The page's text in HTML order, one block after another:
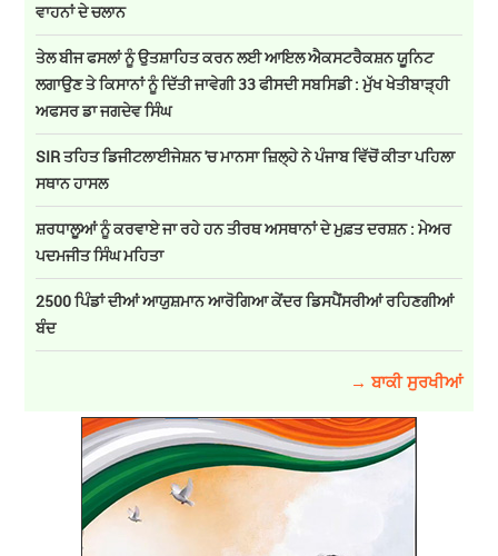
ਵਾਹਨਾਂ ਦੇ ਚਲਾਨ
ਤੇਲ ਬੀਜ ਫਸਲਾਂ ਨੂੰ ਉਤਸ਼ਾਹਿਤ ਕਰਨ ਲਈ ਆਇਲ ਐਕਸਟਰੈਕਸ਼ਨ ਯੂਨਿਟ
ਲਗਾਉਣ ਤੇ ਕਿਸਾਨਾਂ ਨੂੰ ਦਿੱਤੀ ਜਾਵੇਗੀ 33 ਫੀਸਦੀ ਸਬਸਿਡੀ : ਮੁੱਖ ਖੇਤੀਬਾੜ੍ਹੀ
ਅਫਸਰ ਡਾ ਜਗਦੇਵ ਸਿੰਘ
SIR ਤਹਿਤ ਡਿਜੀਟਲਾਈਜੇਸ਼ਨ 'ਚ ਮਾਨਸਾ ਜ਼ਿਲ੍ਹੇ ਨੇ ਪੰਜਾਬ ਵਿੱਚੋਂ ਕੀਤਾ ਪਹਿਲਾ
ਸਥਾਨ ਹਾਸਲ
ਸ਼ਰਧਾਲੂਆਂ ਨੂੰ ਕਰਵਾਏ ਜਾ ਰਹੇ ਹਨ ਤੀਰਥ ਅਸਥਾਨਾਂ ਦੇ ਮੁਫ਼ਤ ਦਰਸ਼ਨ : ਮੇਅਰ
ਪਦਮਜੀਤ ਸਿੰਘ ਮਹਿਤਾ
2500 ਪਿੰਡਾਂ ਦੀਆਂ ਆਯੁਸ਼ਮਾਨ ਆਰੋਗਿਆ ਕੇਂਦਰ ਡਿਸਪੈਂਸਰੀਆਂ ਰਹਿਣਗੀਆਂ
ਬੰਦ
→ ਬਾਕੀ ਸੁਰਖੀਆਂ